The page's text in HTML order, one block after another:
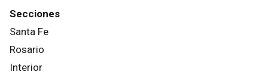
Secciones
Santa Fe
Rosario
Interior